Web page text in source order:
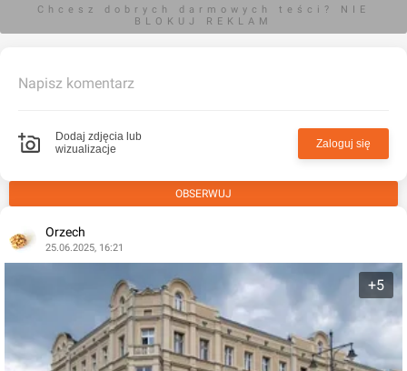
Chcesz dobrych darmowych teści? NIE
BLOKUJ REKLAM
Napisz komentarz
Dodaj zdjęcia lub
wizualizacje
Zaloguj się
OBSERWUJ
Orzech
25.06.2025, 16:21
+5